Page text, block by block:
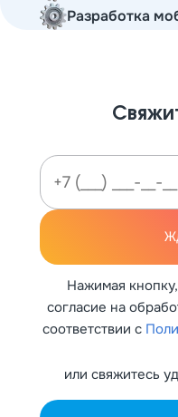
Разработка
Нажимая
согласие на
соответствии с
или свяжитесь